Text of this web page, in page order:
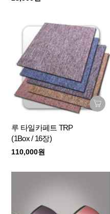
루 타일카페트 TRP
(1Box / 16장)
110,000원